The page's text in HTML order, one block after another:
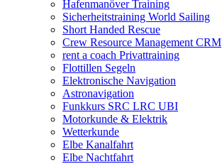
Hafenmanöver Training
Sicherheitstraining World Sailing
Short Handed Rescue
Crew Resource Management CRM
rent a coach Privattraining
Flottillen Segeln
Elektronische Navigation
Astronavigation
Funkkurs SRC LRC UBI
Motorkunde & Elektrik
Wetterkunde
Elbe Kanalfahrt
Elbe Nachtfahrt